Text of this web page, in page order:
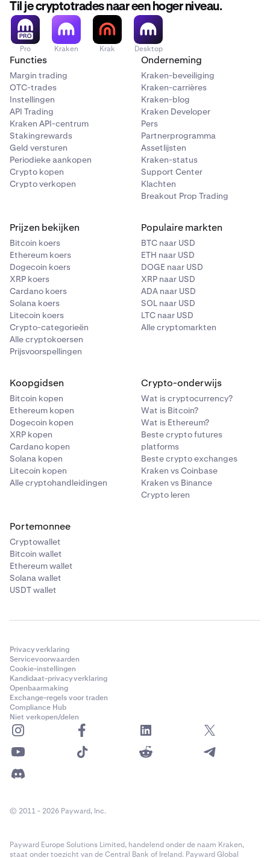
Til je cryptotrades naar een hoger niveau.
Pro Kraken Krak Desktop
Functies
Margin trading
OTC-trades
Instellingen
API Trading
Kraken API-centrum
Stakingrewards
Geld versturen
Periodieke aankopen
Crypto kopen
Crypto verkopen
Onderneming
Kraken-beveiliging
Kraken-carrières
Kraken-blog
Kraken Developer
Pers
Partnerprogramma
Assetlijsten
Kraken-status
Support Center
Klachten
Breakout Prop Trading
Prijzen bekijken
Bitcoin koers
Ethereum koers
Dogecoin koers
XRP koers
Cardano koers
Solana koers
Litecoin koers
Crypto-categorieën
Alle cryptokoersen
Prijsvoorspellingen
Populaire markten
BTC naar USD
ETH naar USD
DOGE naar USD
XRP naar USD
ADA naar USD
SOL naar USD
LTC naar USD
Alle cryptomarkten
Koopgidsen
Bitcoin kopen
Ethereum kopen
Dogecoin kopen
XRP kopen
Cardano kopen
Solana kopen
Litecoin kopen
Alle cryptohandleidingen
Crypto-onderwijs
Wat is cryptocurrency?
Wat is Bitcoin?
Wat is Ethereum?
Beste crypto futures
platforms
Beste crypto exchanges
Kraken vs Coinbase
Kraken vs Binance
Crypto leren
Portemonnee
Cryptowallet
Bitcoin wallet
Ethereum wallet
Solana wallet
USDT wallet
Privacyverklaring
Servicevoorwaarden
Cookie-instellingen
Kandidaat-privacyverklaring
Openbaarmaking
Exchange-regels voor traden
Compliance Hub
Niet verkopen/delen
© 2011 - 2026 Payward, Inc.
Payward Europe Solutions Limited, handelend onder de naam Kraken,
staat onder toezicht van de Central Bank of Ireland. Payward Global